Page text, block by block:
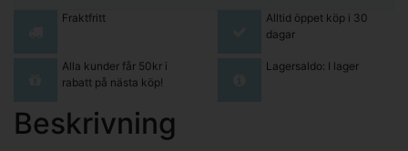
Fraktfritt
Alltid öppet köp i 30
dagar
Alla kunder får 50kr i
rabatt på nästa köp!
Lagersaldo: I lager
Beskrivning